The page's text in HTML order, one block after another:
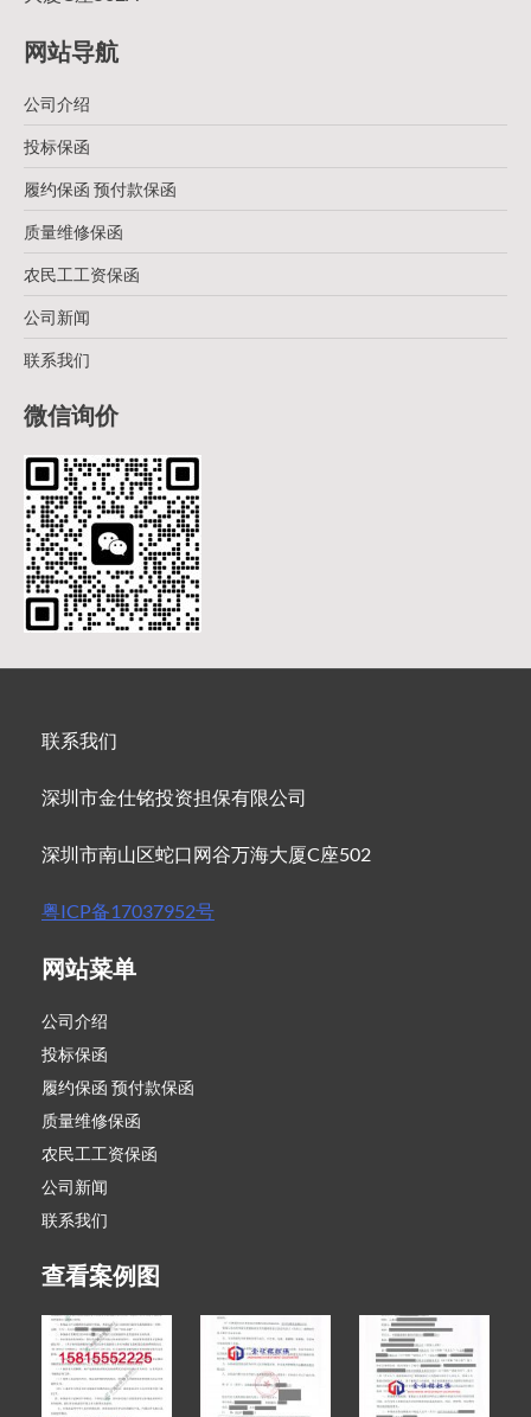
网站导航
公司介绍
投标保函
履约保函 预付款保函
质量维修保函
农民工工资保函
公司新闻
联系我们
微信询价
联系我们
深圳市金仕铭投资担保有限公司
深圳市南山区蛇口网谷万海大厦C座502
粤ICP备17037952号
网站菜单
公司介绍
投标保函
履约保函 预付款保函
质量维修保函
农民工工资保函
公司新闻
联系我们
查看案例图